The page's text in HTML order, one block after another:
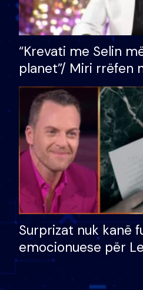
“Krevati me Selin
planet”/ Miri rrëfen
bukura në shtëpinë
mungojë zilja e
Surprizat nuk kanë
emocionuese për
nëna dhe fëmijët e
nuk i mban dot